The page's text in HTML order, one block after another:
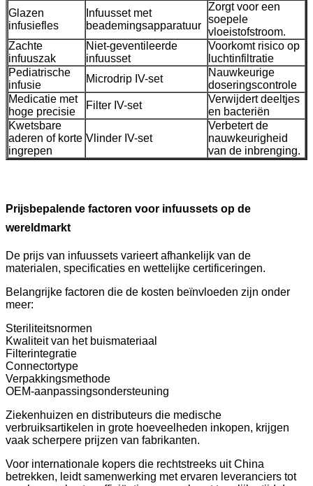
Glazen
infusiefles
Infuusset met
beademingsapparatuur
Zorgt voor een
soepele
vloeistofstroom.
Zachte
infuuszak
Niet-geventileerde
infuusset
Voorkomt risico op
luchtinfiltratie
Pediatrische
infusie
Microdrip IV-set
Nauwkeurige
doseringscontrole
Medicatie met
hoge precisie
Filter IV-set
Verwijdert deeltjes
en bacteriën
Kwetsbare
aderen of korte
ingrepen
Vlinder IV-set
Verbetert de
nauwkeurigheid
van de inbrenging.
Prijsbepalende factoren voor infuussets op de
wereldmarkt
De prijs van infuussets varieert afhankelijk van de
materialen, specificaties en wettelijke certificeringen.
Belangrijke factoren die de kosten beïnvloeden zijn onder
meer:
Steriliteitsnormen
Kwaliteit van het buismateriaal
Filterintegratie
Connectortype
Verpakkingsmethode
OEM-aanpassingsondersteuning
Ziekenhuizen en distributeurs die medische
verbruiksartikelen in grote hoeveelheden inkopen, krijgen
vaak scherpere prijzen van fabrikanten.
Voor internationale kopers die rechtstreeks uit China
betrekken, leidt samenwerking met ervaren leveranciers tot